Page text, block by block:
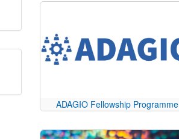
ADAGIO Fellowship Programme